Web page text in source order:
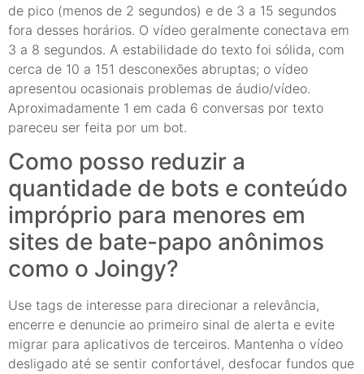
de pico (menos de 2 segundos) e de 3 a 15 segundos
fora desses horários. O vídeo geralmente conectava em
3 a 8 segundos. A estabilidade do texto foi sólida, com
cerca de 10 a 151 desconexões abruptas; o vídeo
apresentou ocasionais problemas de áudio/vídeo.
Aproximadamente 1 em cada 6 conversas por texto
pareceu ser feita por um bot.
Como posso reduzir a
quantidade de bots e conteúdo
impróprio para menores em
sites de bate-papo anônimos
como o Joingy?
Use tags de interesse para direcionar a relevância,
encerre e denuncie ao primeiro sinal de alerta e evite
migrar para aplicativos de terceiros. Mantenha o vídeo
desligado até se sentir confortável, desfocar fundos que